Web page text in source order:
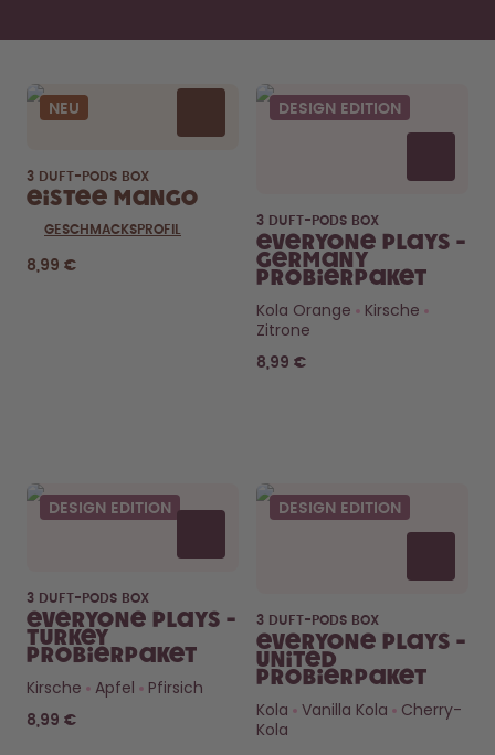
die Pods?
Wie lange halten die? Was
CHECK’S HIER
NEU
3 DUFT-PODS BOX
Eistee Mango
GESCHMACKSPROFIL
8,99 €
DESIGN EDITION
3 DUFT-PODS BOX
Everyone Plays -
Germany
Probierpaket
Kola Orange
Kirsche
Zitrone
8,99 €
DESIGN EDITION
3 DUFT-PODS BOX
Everyone Plays -
Turkey
Probierpaket
Kirsche
Apfel Pfirsich
8,99 €
DESIGN EDITION
3 DUFT-PODS BOX
Everyone Plays -
United
Probierpaket
Kola
Vanilla Kola
Cherry-
Kola